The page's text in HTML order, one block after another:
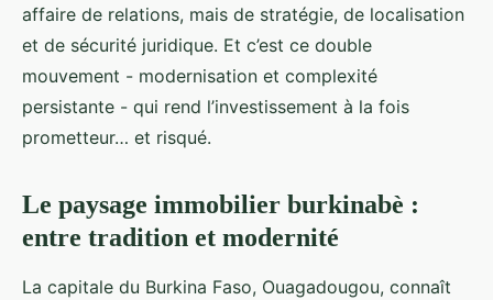
affaire de relations, mais de stratégie, de localisation
et de sécurité juridique. Et c’est ce double
mouvement - modernisation et complexité
persistante - qui rend l’investissement à la fois
prometteur… et risqué.
Le paysage immobilier burkinabè :
entre tradition et modernité
La capitale du Burkina Faso, Ouagadougou, connaît